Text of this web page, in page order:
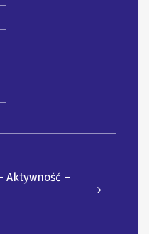
Aktywność –